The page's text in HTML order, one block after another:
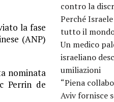
la fase
(ANP)
nominata
Perrin de
contro la
Perché
tutto il
Un medico
israeliano
umiliazioni
“Piena
Aviv fornisce